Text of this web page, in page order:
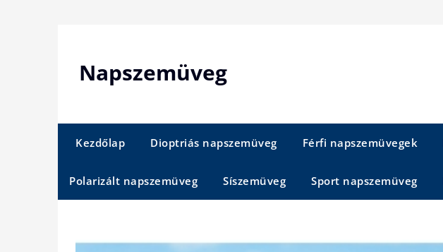
Napszemüveg
Kezdőlap Dioptriás napszemüveg Férfi napszemüvegek
Polarizált napszemüveg Síszemüveg Sport napszemüveg